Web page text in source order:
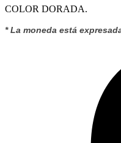
COLOR DORADA.
* La moneda está